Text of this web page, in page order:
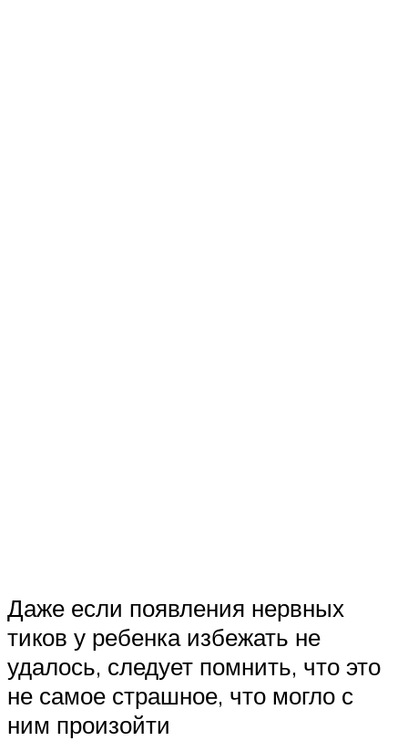
Даже если появления нервных
тиков у ребенка избежать не
удалось, следует помнить, что это
не самое страшное, что могло с
ним произойти